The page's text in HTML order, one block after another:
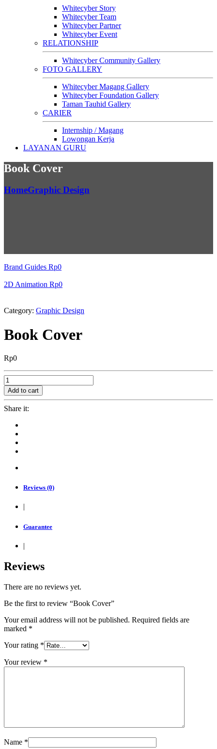
Whitecyber Story
Whitecyber Team
Whitecyber Partner
Whitecyber Event
RELATIONSHIP
Whitecyber Community Gallery
FOTO GALLERY
Whitecyber Magang Gallery
Whitecyber Foundation Gallery
Taman Tauhid Gallery
CARIER
Internship / Magang
Lowongan Kerja
LAYANAN GURU
Book Cover
HomeGraphic Design
Brand Guides Rp0
2D Animation Rp0
Category: Graphic Design
Book Cover
Rp0
Book
Cover
quantity
Add to cart
Share it:
Reviews (0)
Guarantee
|
Reviews
There are no reviews yet.
Be the first to review “Book Cover”
Your email address will not be published. Required fields are
marked *
Your rating *
Your review *
Name *